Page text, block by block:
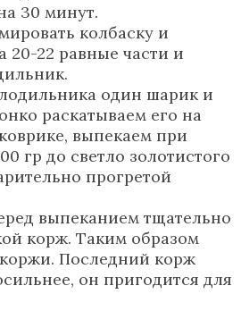
30 минут.
колбаску и
20-22 равные части и
один шарик и
раскатываем его на
выпекаем при
гр до светло золотистого
прогретой
выпеканием тщательно
корж. Таким образом
Последний корж
он пригодится для